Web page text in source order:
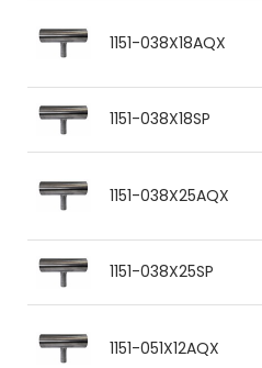
1151-038X18AQX
1151-038X18SP
1151-038X25AQX
1151-038X25SP
1151-051X12AQX